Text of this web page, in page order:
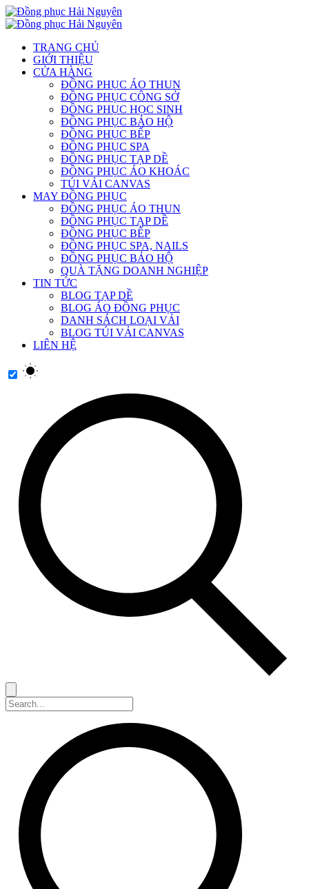
TRANG CHỦ
GIỚI THIỆU
CỬA HÀNG
ĐỒNG PHỤC ÁO THUN
ĐỒNG PHỤC CÔNG SỞ
ĐỒNG PHỤC HỌC SINH
ĐỒNG PHỤC BẢO HỘ
ĐỒNG PHỤC BẾP
ĐỒNG PHỤC SPA
ĐỒNG PHỤC TẠP DỀ
ĐỒNG PHỤC ÁO KHOÁC
TÚI VẢI CANVAS
MAY ĐỒNG PHỤC
ĐỒNG PHỤC ÁO THUN
ĐỒNG PHỤC TẠP DỀ
ĐỒNG PHỤC BẾP
ĐỒNG PHỤC SPA, NAILS
ĐỒNG PHỤC BẢO HỘ
QUÀ TẶNG DOANH NGHIỆP
TIN TỨC
BLOG TẠP DỀ
BLOG ÁO ĐỒNG PHỤC
DANH SÁCH LOẠI VẢI
BLOG TÚI VẢI CANVAS
LIÊN HỆ